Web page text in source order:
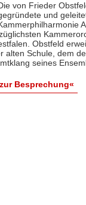
von Frieder
und
Obstfeld
alten Schule, dem
seines
Besprechung«